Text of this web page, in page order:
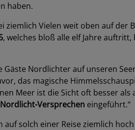
haben.
Vielen weit oben auf
, welches bloß alle elf Jahre
Gäste Nordlichter auf unseren
das magische
Meer ist die Sicht oft besser
Versprechen eingeführt.“
solch einer Reise ziemlich